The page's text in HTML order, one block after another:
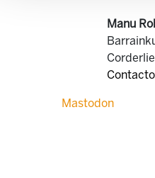
Manu
Contacto
Mastodon